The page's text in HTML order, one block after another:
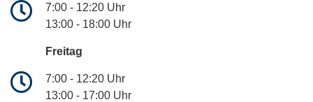
7:00 - 12:20 Uhr
13:00 - 18:00 Uhr
Freitag
7:00 - 12:20 Uhr
13:00 - 17:00 Uhr